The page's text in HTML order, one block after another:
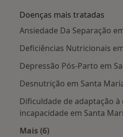
Doenças mais tratadas
Ansiedade Da Separação
Deficiências Nutricionais
Depressão Pós-Parto em
Desnutrição em Santa
Dificuldade de adaptação à
incapacidade em Santa
Mais (6)